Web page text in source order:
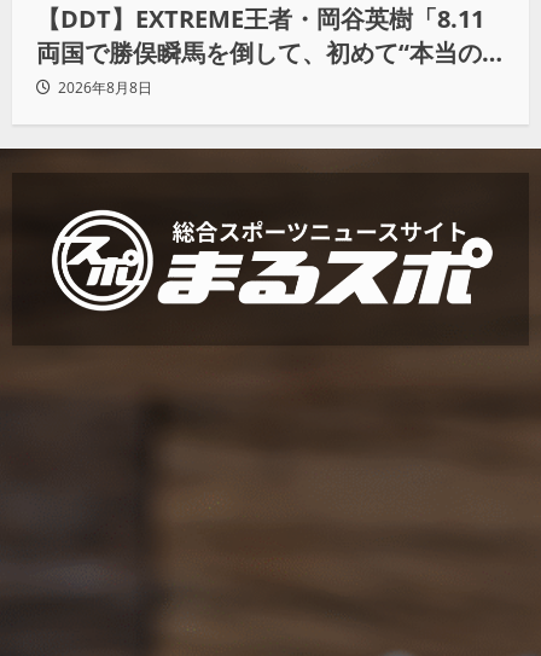
【DDT】EXTREME王者・岡谷英樹「8.11
両国で勝俣瞬馬を倒して、初めて“本当の
王者”になれる」
2026年8月8日